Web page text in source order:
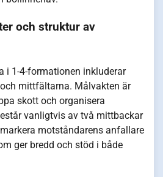
och struktur av
i 1-4-formationen inkluderar
mittfältarna. Målvakten är
skott och organisera
vanligtvis av två mittbackar
motståndarens anfallare
ger bredd och stöd i både